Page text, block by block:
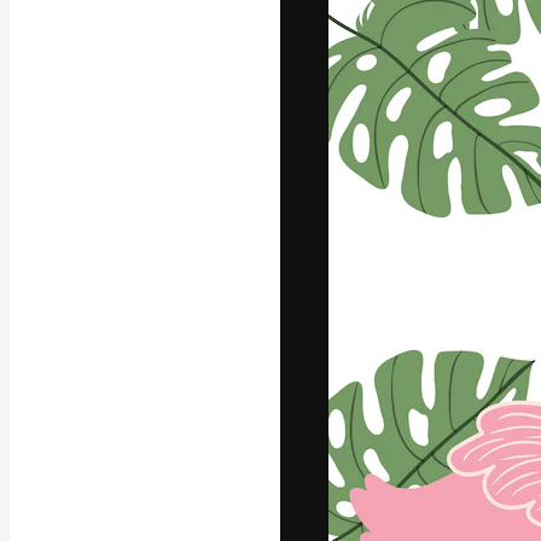
La
migliori lavori.
creativi,
Italiano
Copyright ©